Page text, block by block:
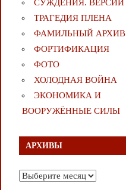
СУЖДЕНИЯ. ВЕРСИИ
ТРАГЕДИЯ ПЛЕНА
ФАМИЛЬНЫЙ АРХИВ
ФОРТИФИКАЦИЯ
ФОТО
ХОЛОДНАЯ ВОЙНА
ЭКОНОМИКА И
ВООРУЖЁННЫЕ СИЛЫ
АРХИВЫ
Архивы